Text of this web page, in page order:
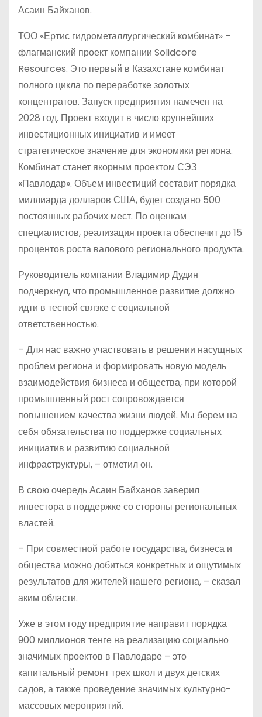
Асаин Байханов.
ТОО «Ертис гидрометаллургический комбинат» –
флагманский проект компании Solidcore
Resources. Это первый в Казахстане комбинат
полного цикла по переработке золотых
концентратов. Запуск предприятия намечен на
2028 год. Проект входит в число крупнейших
инвестиционных инициатив и имеет
стратегическое значение для экономики региона.
Комбинат станет якорным проектом СЭЗ
«Павлодар». Объем инвестиций составит порядка
миллиарда долларов США, будет создано 500
постоянных рабочих мест. По оценкам
специалистов, реализация проекта обеспечит до 15
процентов роста валового регионального продукта.
Руководитель компании Владимир Дудин
подчеркнул, что промышленное развитие должно
идти в тесной связке с социальной
ответственностью.
– Для нас важно участвовать в решении насущных
проблем региона и формировать новую модель
взаимодействия бизнеса и общества, при которой
промышленный рост сопровождается
повышением качества жизни людей. Мы берем на
себя обязательства по поддержке социальных
инициатив и развитию социальной
инфраструктуры, – отметил он.
В свою очередь Асаин Байханов заверил
инвестора в поддержке со стороны региональных
властей.
– При совместной работе государства, бизнеса и
общества можно добиться конкретных и ощутимых
результатов для жителей нашего региона, – сказал
аким области.
Уже в этом году предприятие направит порядка
900 миллионов тенге на реализацию социально
значимых проектов в Павлодаре – это
капитальный ремонт трех школ и двух детских
садов, а также проведение значимых культурно-
массовых мероприятий.